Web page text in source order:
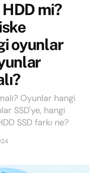
mi?
oyunlar
Oyunlar hangi
SSD'ye, hangi
SSD farkı ne?